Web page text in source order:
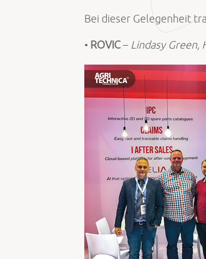
Bei dieser Gelegenheit
• ROVIC– Lindasy Green,